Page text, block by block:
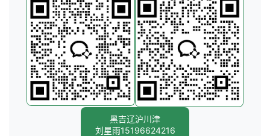
黑吉辽沪川津
刘星雨15196624216